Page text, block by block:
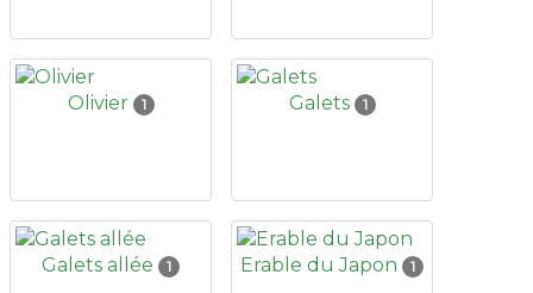
Olivier 1 Galets 1
Galets allée 1 Erable du Japon 1